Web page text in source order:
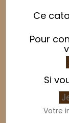
Ce
Pour
Si
Votre